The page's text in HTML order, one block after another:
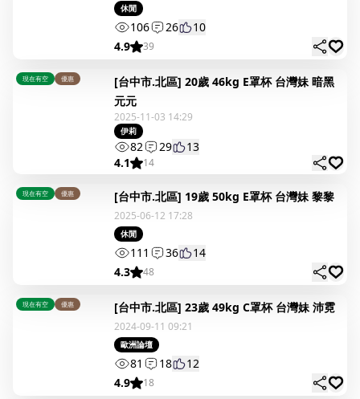
休閒
106 26
10
4.9
39
現在有空 優惠
[台中市.北區] 20歲 46kg E罩杯 台灣妹 暗黑
元元
2025-11-03 14:29
伊莉
82 29
13
4.1
14
現在有空 優惠 [台中市.北區] 19歲 50kg E罩杯 台灣妹 黎黎
2025-06-12 17:28
休閒
111 36
14
4.3
48
現在有空 優惠 [台中市.北區] 23歲 49kg C罩杯 台灣妹 沛霓
2024-09-11 09:21
歐洲論壇
81 18
12
4.9
18